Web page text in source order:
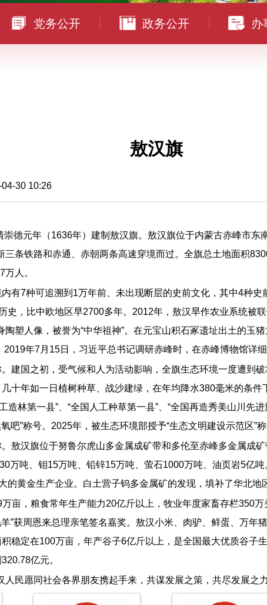
党务公开 政务公开 办
敖汉旗
30 10:26
崇德元年（1636年）建制敖汉旗。敖汉旗位于内蒙古赤峰市
条铁路和赤通、赤朝两条高速穿境而过。全旗总土地面积
人。
有7种可追溯到1万年前、未出现断层的史前文化，其中4种
，比中欧地区早2700多年。2012年，敖汉旱作农业系统被
塑人像，被誉为“中华祖神”。在元宝山积石冢遗址出土的玉
年7月15日，习近平总书记调研赤峰时，在赤峰博物馆详
建国之初，受气候和人为活动影响，全旗生态环境一度遭到
十年如一日植树种草、战沙建绿，在年均降水380毫米的条
林第一县”、“全国人工种草第一县”、“全国再造秀美山川先
吧”称号。2025年，被生态环境部授予“生态文明建设示范区”称
敖汉旗位于努鲁尔虎山多金属成矿带和多伦至赤峰多金属成
万吨、钼15万吨、铅锌15万吨、萤石1000万吨、油页岩5亿
黄金生产企业。白土营子钨多金属矿的发现，填补了华北地
亩，粮食常年生产能力20亿斤以上，牧业年度家畜存栏350
”获周恩来总理亲笔签名嘉奖。敖汉小米、肉驴、鲜蛋、万
稳定在100万亩，年产谷子6亿斤以上，是全国最大优质谷子
亿元。
民愿同社会各界朋友携起手来，共谋发展之策，共尽发展之